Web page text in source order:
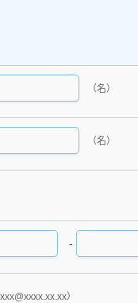
（名）
（名）
-
xxx@xxxx.xx.xx）